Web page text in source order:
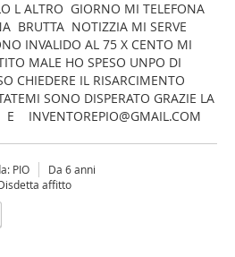
L ALTRO GIORNO MI TELEFONA
BRUTTA NOTIZZIA MI SERVE
INVALIDO AL 75 X CENTO MI
MALE HO SPESO UNPO DI
CHIEDERE IL RISARCIMENTO
SONO DISPERATO GRAZIE LA
INVENTOREPIO@GMAIL.COM
PIO
Da 6 anni
affitto